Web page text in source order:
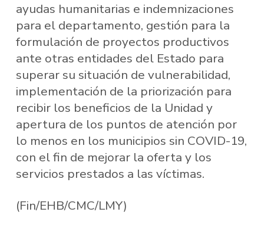
ayudas humanitarias e indemnizaciones
para el departamento, gestión para la
formulación de proyectos productivos
ante otras entidades del Estado para
superar su situación de vulnerabilidad,
implementación de la priorización para
recibir los beneficios de la Unidad y
apertura de los puntos de atención por
lo menos en los municipios sin COVID-19,
con el fin de mejorar la oferta y los
servicios prestados a las víctimas.
(Fin/EHB/CMC/LMY)